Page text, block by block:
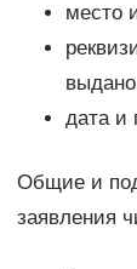
место
дата и
Общие и
заявления